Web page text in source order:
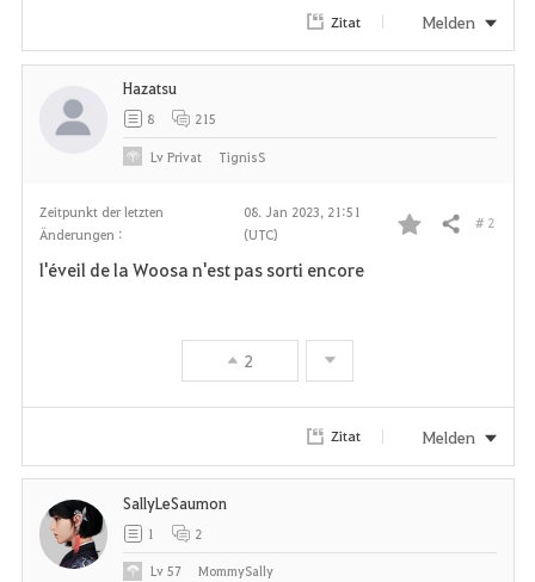
Zitat Melden
Zeitpunkt der letzten
Änderungen :
08. Jan 2023, 21:51
(UTC)
F
i
Teilen # 2
l'éveil de la Woosa n'est pas sorti encore
2
Hazatsu
8 215
LvPrivat TignisS
Zitat Melden
SallyLeSaumon
1 2
Lv57 MommySally